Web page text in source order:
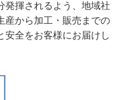
発揮されるよう、地域社
産から加工・販売までの
安全をお客様にお届けし